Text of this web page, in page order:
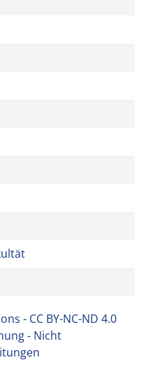
- CC BY-NC-ND 4.0
- Nicht